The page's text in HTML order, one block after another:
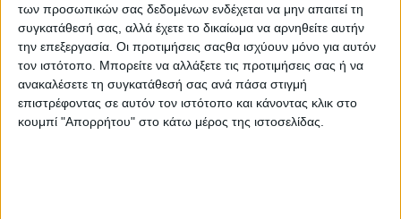
των προσωπικών σας δεδομένων ενδέχεται να μην απαιτεί τη
συγκατάθεσή σας, αλλά έχετε το δικαίωμα να αρνηθείτε αυτήν
την επεξεργασία. Οι προτιμήσεις σαςθα ισχύουν μόνο για αυτόν
τον ιστότοπο. Μπορείτε να αλλάξετε τις προτιμήσεις σας ή να
ανακαλέσετε τη συγκατάθεσή σας ανά πάσα στιγμή
επιστρέφοντας σε αυτόν τον ιστότοπο και κάνοντας κλικ στο
κουμπί "Απορρήτου" στο κάτω μέρος της ιστοσελίδας.
Αρχική
Ελλάδα